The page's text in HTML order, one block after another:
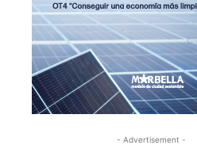
- Advertisement -